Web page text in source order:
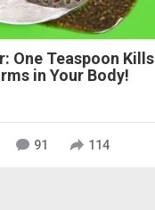
One Teaspoon Kills
in Your Body!
91 114